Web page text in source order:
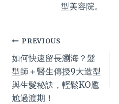
型美容院。
Post
navigation
PREVIOUS
如何快速留長瀏海？髮
型師＋醫生傳授9大造型
與生髮秘訣，輕鬆KO尷
尬過渡期！